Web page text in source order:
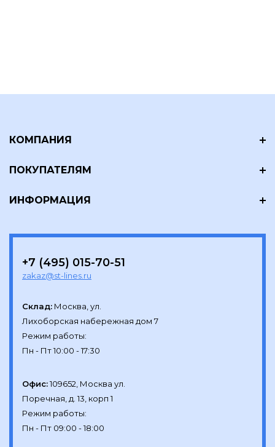
КОМПАНИЯ
ПОКУПАТЕЛЯМ
ИНФОРМАЦИЯ
+7 (495) 015-70-51
zakaz@st-lines.ru
Склад: Москва, ул.
Лихоборская набережная дом 7
Режим работы:
Офис:109652, Москва ул.
Поречная, д. 13, корп 1
Режим работы: